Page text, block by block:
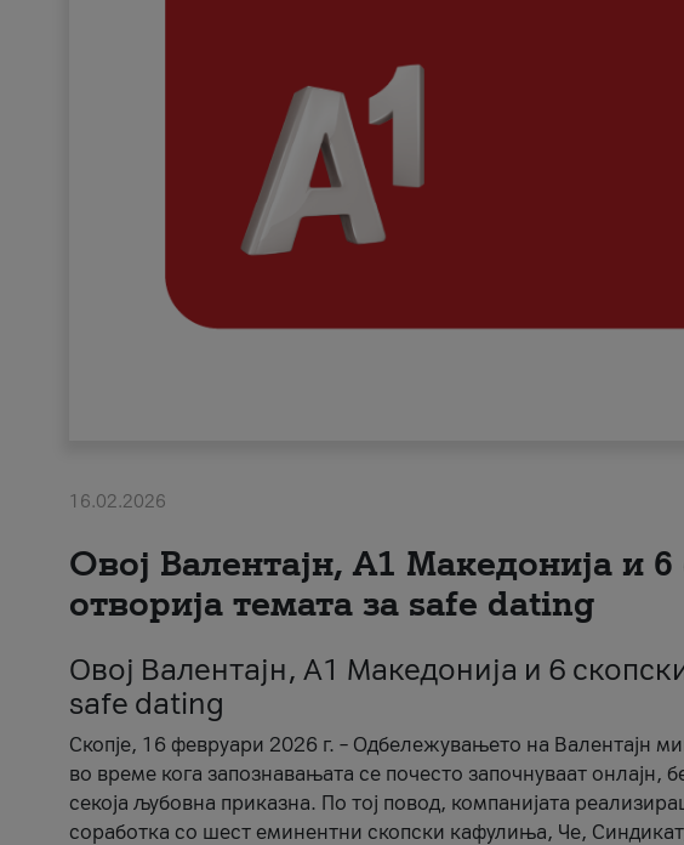
16.02.2026
Овој Валентајн, A1 Македонија и
отворија темата за safe dating
Овој Валентајн, A1 Македонија и 6
safe dating
Скопје, 16 февруари 2026 г. – Одбележувањето на Валентајн
во време кога запознавањата се почесто започнуваат онлајн,
секоја љубовна приказна. По тој повод, компанијата
соработка со шест еминентни скопски кафулиња, Че,